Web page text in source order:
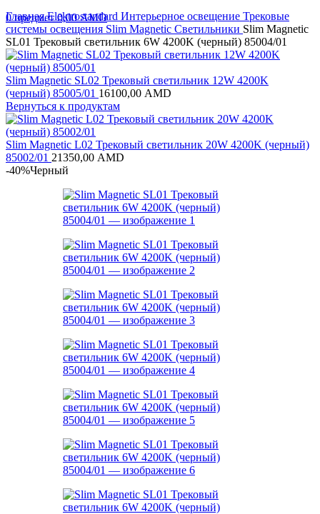
0предмет 0,00AMD
ГлавнаяElektrostandard Интерьерное освещение Трековые
системы освещения Slim Magnetic Светильники Slim Magnetic
SL01 Трековый светильник 6W 4200K (черный) 85004/01
Slim Magnetic SL02 Трековый светильник 12W 4200K
(черный) 85005/01 16100,00 AMD
Вернуться к продуктам
Slim Magnetic L02 Трековый светильник 20W 4200K (черный)
85002/01 21350,00 AMD
-40%Черный